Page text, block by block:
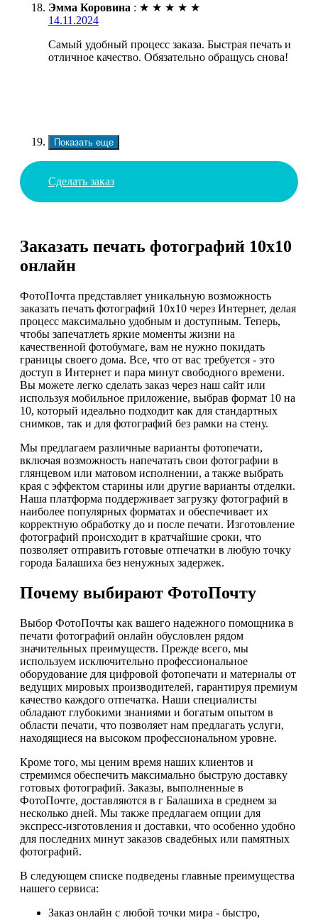
Эмма Коровина : ★ ★ ★ ★ ★
14.11.2024
Самый удобный процесс заказа. Быстрая печать и
отличное качество. Обязательно обращусь снова!
Показать еще
Сделать заказ
Заказать печать фотографий 10х10
онлайн
ФотоПочта представляет уникальную возможность
заказать печать фотографий 10х10 через Интернет, делая
процесс максимально удобным и доступным. Теперь,
чтобы запечатлеть яркие моменты жизни на
качественной фотобумаге, вам не нужно покидать
границы своего дома. Все, что от вас требуется - это
доступ в Интернет и пара минут свободного времени.
Вы можете легко сделать заказ через наш сайт или
используя мобильное приложение, выбрав формат 10 на
10, который идеально подходит как для стандартных
снимков, так и для фотографий без рамки на стену.
Мы предлагаем различные варианты фотопечати,
включая возможность напечатать свои фотографии в
глянцевом или матовом исполнении, а также выбрать
края с эффектом старины или другие варианты отделки.
Наша платформа поддерживает загрузку фотографий в
наиболее популярных форматах и обеспечивает их
корректную обработку до и после печати. Изготовление
фотографий происходит в кратчайшие сроки, что
позволяет отправить готовые отпечатки в любую точку
города Балашиха без ненужных задержек.
Почему выбирают ФотоПочту
Выбор ФотоПочты как вашего надежного помощника в
печати фотографий онлайн обусловлен рядом
значительных преимуществ. Прежде всего, мы
используем исключительно профессиональное
оборудование для цифровой фотопечати и материалы от
ведущих мировых производителей, гарантируя премиум
качество каждого отпечатка. Наши специалисты
обладают глубокими знаниями и богатым опытом в
области печати, что позволяет нам предлагать услуги,
находящиеся на высоком профессиональном уровне.
Кроме того, мы ценим время наших клиентов и
стремимся обеспечить максимально быструю доставку
готовых фотографий. Заказы, выполненные в
ФотоПочте, доставляются в г Балашиха в среднем за
несколько дней. Мы также предлагаем опции для
экспресс-изготовления и доставки, что особенно удобно
для последних минут заказов свадебных или памятных
фотографий.
В следующем списке подведены главные преимущества
нашего сервиса:
Заказ онлайн с любой точки мира - быстро,